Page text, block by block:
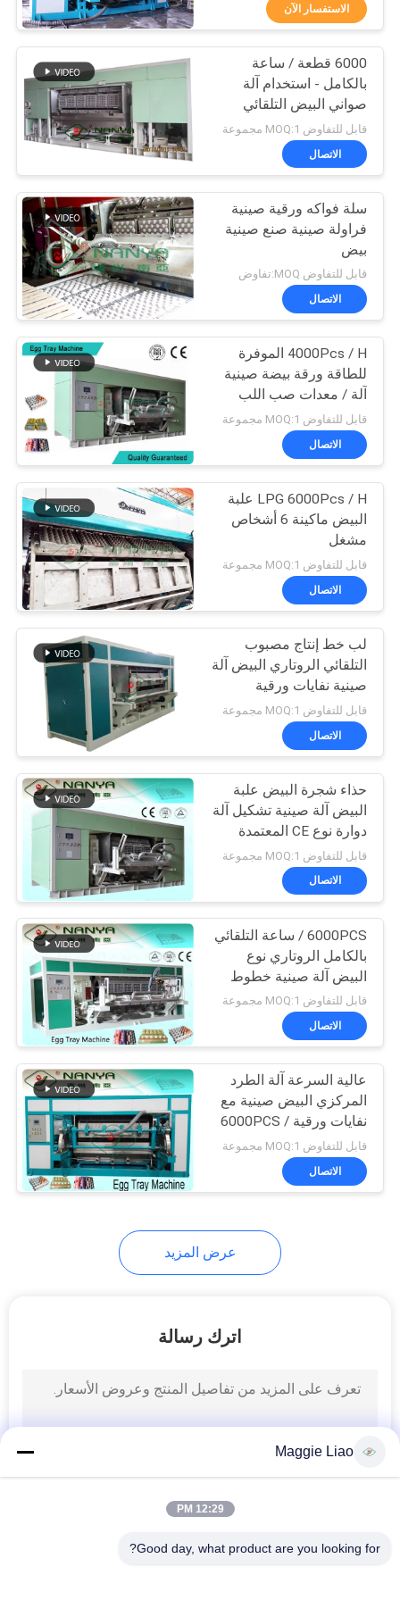
معلومات
جولة
في
المعمل
مراقبة
الجودة
اتصل
أخبار
خريطة
الموقع
PRIVACY
POLICY
بيضة صينية آلة
67
آلة تصنيع العبوات
16
أدوات المائدة يجعل
آلة
63
البيض آلة الكرتون
51
آلة تعبئة الخزينة
50
ورقة آلة صنع لوحة
54
معدات تغليف صناعية
معدات سلة التعبئة
13
الاستفسار الآن
6000 قطعة / ساعة
بالكامل - استخدام آلة
صواني البيض التلقائي
صواني الفاكهة
قابل للتفاوض MOQ:1 مجموعة
الاتصال
سلة فواكه ورقية صينية
فراولة صينية صنع صينية
بيض
قابل للتفاوض MOQ:تفاوض
الاتصال
4000Pcs / H الموفرة
للطاقة ورقة بيضة صينية
آلة / معدات صب اللب
قابل للتفاوض MOQ:1 مجموعة
الاتصال
LPG 6000Pcs / H علبة
البيض ماكينة 6 أشخاص
مشغل
قابل للتفاوض MOQ:1 مجموعة
الاتصال
لب خط إنتاج مصبوب
التلقائي الروتاري البيض آلة
صينية نفايات ورقية
قابل للتفاوض MOQ:1 مجموعة
الاتصال
حذاء شجرة البيض علبة
البيض آلة صينية تشكيل آلة
دوارة نوع CE المعتمدة
قابل للتفاوض MOQ:1 مجموعة
الاتصال
6000PCS / ساعة التلقائي
بالكامل الروتاري نوع
البيض آلة صينية خطوط
تجفيف 6 طبقة
قابل للتفاوض MOQ:1 مجموعة
الاتصال
عالية السرعة آلة الطرد
المركزي البيض صينية مع
نفايات ورقية 6000PCS /
H
قابل للتفاوض MOQ:1 مجموعة
الاتصال
عرض المزيد
اترك رسالة
Maggie Liao
12:29 PM
Good day, what product are you looking for?